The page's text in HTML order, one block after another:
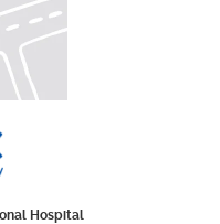
Hospital